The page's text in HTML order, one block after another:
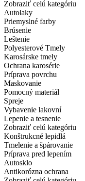
Zobraziť celú kategóriu
Autolaky
Priemyslné farby
Brúsenie
Leštenie
Polyesterové Tmely
Karosárske tmely
Ochrana karosérie
Príprava povrchu
Maskovanie
Pomocný materiál
Spreje
Vybavenie lakovní
Lepenie a tesnenie
Zobraziť celú kategóriu
Konštrukcné lepidlá
Tmelenie a špárovanie
Príprava pred lepením
Autosklo
Antikorózna ochrana